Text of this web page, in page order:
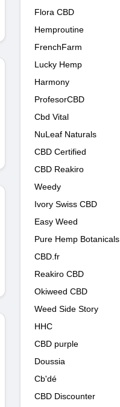
Flora CBD
Hemproutine
FrenchFarm
Lucky Hemp
Harmony
ProfesorCBD
Cbd Vital
NuLeaf Naturals
CBD Certified
CBD Reakiro
Weedy
Ivory Swiss CBD
Easy Weed
Pure Hemp Botanicals
CBD.fr
Reakiro CBD
Okiweed CBD
Weed Side Story
HHC
CBD purple
Doussia
Cb'dé
CBD Discounter